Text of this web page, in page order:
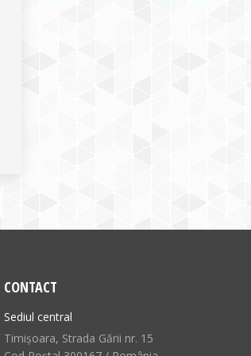
CONTACT
Sediul central
Timișoara, Strada Gării nr. 15